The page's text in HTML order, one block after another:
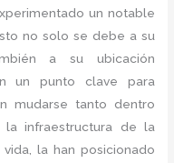
un notable
no solo se debe a su
a su ubicación
un punto clave para
mudarse tanto dentro
la infraestructura de la
la han posicionado